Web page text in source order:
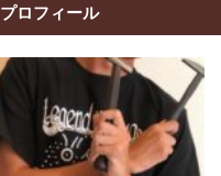
プロフィール